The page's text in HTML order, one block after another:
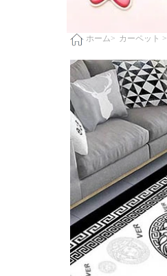
ホーム> カーペット >